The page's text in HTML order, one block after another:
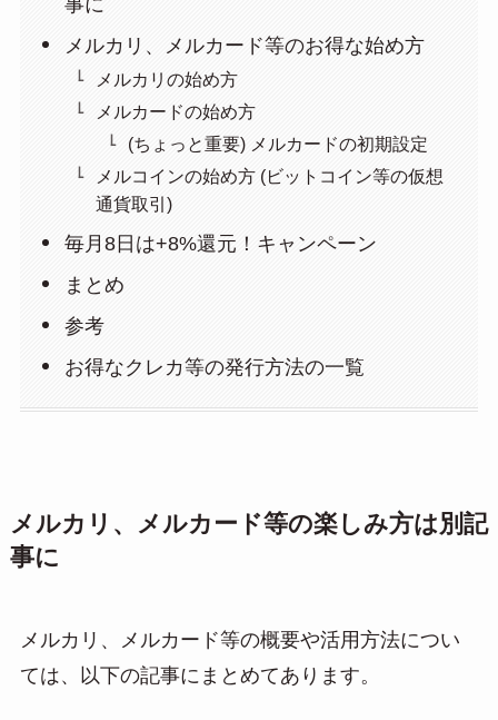
事に
メルカリ、メルカード等のお得な始め方
メルカリの始め方
メルカードの始め方
(ちょっと重要) メルカードの初期設定
メルコインの始め方 (ビットコイン等の仮想
通貨取引)
毎月8日は+8%還元！キャンペーン
まとめ
参考
お得なクレカ等の発行方法の一覧
メルカリ、メルカード等の楽しみ方は別記
事に
メルカリ、メルカード等の概要や活用方法につい
ては、以下の記事にまとめてあります。